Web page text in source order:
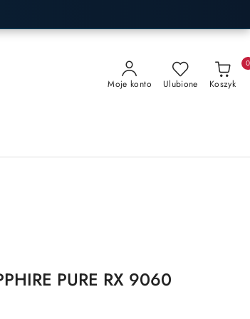
Moje konto Ulubione Koszyk
0
PURE RX 9060